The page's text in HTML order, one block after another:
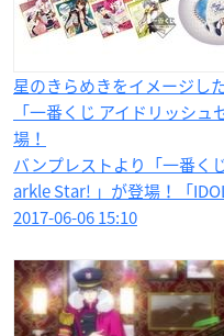
星のきらめきをイメージし
「一番くじ アイドリッシ
場！
バンプレストより「一番く
arkle Star! 」が登場！「
2017-06-06 15:10